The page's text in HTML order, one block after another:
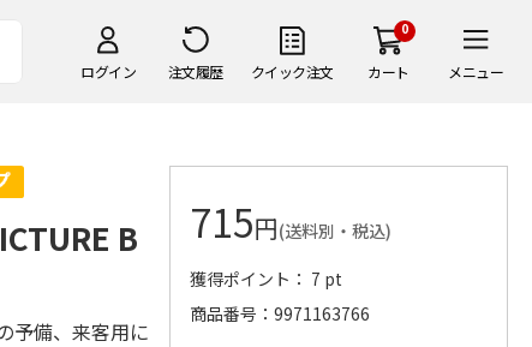
ログイン 注文履歴 クイック注文
0
カート メニュー
B
予備、来客用に
715円(送料別・税込)
獲得ポイント： 7 pt
商品番号
9971163766